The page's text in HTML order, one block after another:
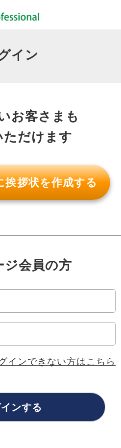
イン
お客さまも
ただけます
ジ会員の方
インできない方はこちら